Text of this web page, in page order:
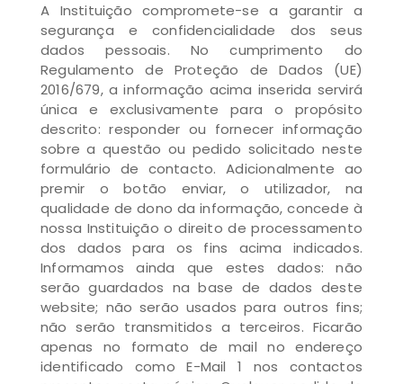
A Instituição compromete-se a garantir a
segurança e confidencialidade dos seus
dados pessoais. No cumprimento do
Regulamento de Proteção de Dados (UE)
2016/679, a informação acima inserida servirá
única e exclusivamente para o propósito
descrito: responder ou fornecer informação
sobre a questão ou pedido solicitado neste
formulário de contacto. Adicionalmente ao
premir o botão enviar, o utilizador, na
qualidade de dono da informação, concede à
nossa Instituição o direito de processamento
dos dados para os fins acima indicados.
Informamos ainda que estes dados: não
serão guardados na base de dados deste
website; não serão usados para outros fins;
não serão transmitidos a terceiros. Ficarão
apenas no formato de mail no endereço
identificado como E-Mail 1 nos contactos